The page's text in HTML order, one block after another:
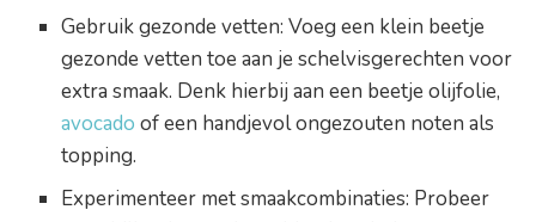
Gebruik gezonde vetten: Voeg een klein beetje
gezonde vetten toe aan je schelvisgerechten voor
extra smaak. Denk hierbij aan een beetje olijfolie,
avocado of een handjevol ongezouten noten als
topping.
Experimenteer met smaakcombinaties: Probeer